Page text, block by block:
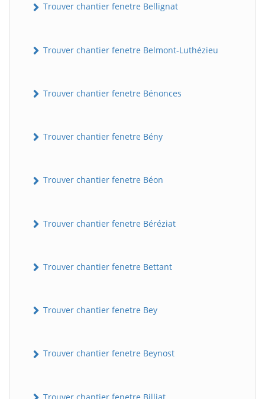
Trouver chantier fenetre Bellignat
Trouver chantier fenetre Belmont-Luthézieu
Trouver chantier fenetre Bénonces
Trouver chantier fenetre Bény
Trouver chantier fenetre Béon
Trouver chantier fenetre Béréziat
Trouver chantier fenetre Bettant
Trouver chantier fenetre Bey
Trouver chantier fenetre Beynost
Trouver chantier fenetre Billiat